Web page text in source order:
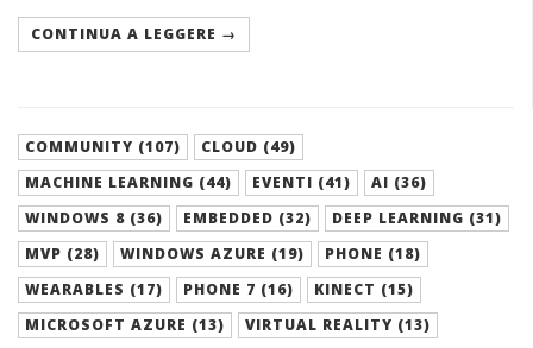
CONTINUA A LEGGERE →
COMMUNITY (107)
CLOUD (49)
MACHINE LEARNING (44)
EVENTI (41)
AI (36)
WINDOWS 8 (36)
EMBEDDED (32)
DEEP LEARNING (31)
MVP (28)
WINDOWS AZURE (19)
PHONE (18)
WEARABLES (17)
PHONE 7 (16)
KINECT (15)
MICROSOFT AZURE (13)
VIRTUAL REALITY (13)